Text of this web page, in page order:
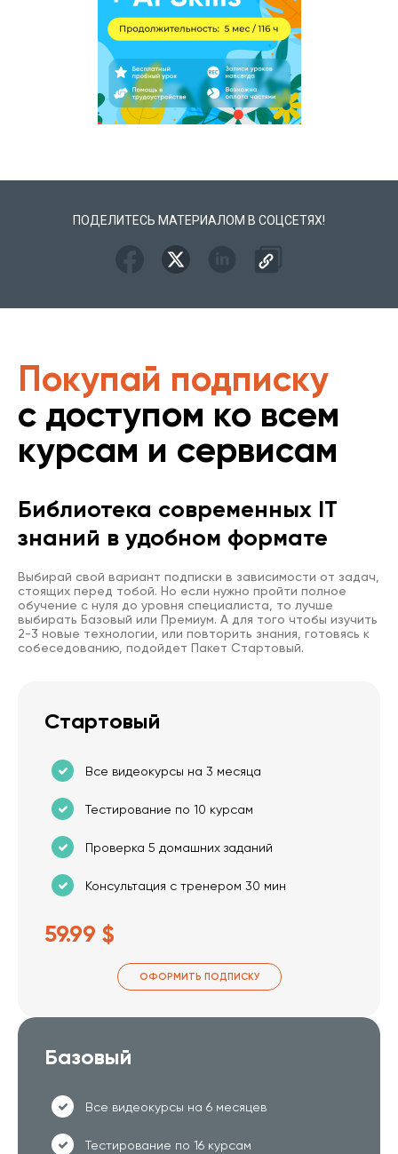
ПОДЕЛИТЕСЬ МАТЕРИАЛОМ В СОЦСЕТЯХ!
Покупай подписку
с доступом ко всем
курсам и сервисам
Библиотека современных IT
знаний в удобном формате
Выбирай свой вариант подписки в зависимости от задач,
стоящих перед тобой. Но если нужно пройти полное
обучение с нуля до уровня специалиста, то лучше
выбирать Базовый или Премиум. А для того чтобы изучить
2-3 новые технологии, или повторить знания, готовясь к
собеседованию, подойдет Пакет Стартовый.
Стартовый
Все видеокурсы на 3 месяца
Тестирование по 10 курсам
Проверка 5 домашних заданий
Консультация с тренером 30 мин
59.99 $
ОФОРМИТЬ ПОДПИСКУ
Базовый
Все видеокурсы на 6 месяцев
Тестирование по 16 курсам